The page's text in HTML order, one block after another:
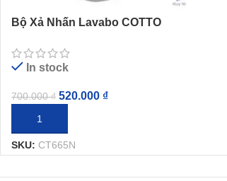
Bộ Xả Nhấn Lavabo COTTO
In stock
700.000₫ 520.000 ₫
THÊM VÀO GIỎ HÀNG
SKU: CT665N